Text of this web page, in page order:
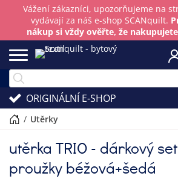
Vážení zákazníci, upozorňujeme na
vydávají za náš e-shop SCANquilt.
nákup si vždy ověřte, že
ORIGINÁLNÍ E-SHOP
/ utěrky
utěrka TRIO - dárkový
proužky béžová+šedá